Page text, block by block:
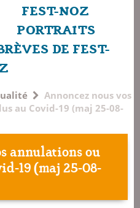
FEST-NOZ
PORTRAITS
DE FEST-
Annoncez nous vos
au Covid-19 (maj 25-08-
annulations ou
19 (maj 25-08-